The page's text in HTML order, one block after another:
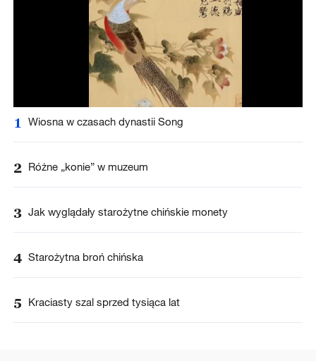
1 Wiosna w czasach dynastii Song
2 Różne „konie” w muzeum
3 Jak wyglądały starożytne chińskie monety
4 Starożytna broń chińska
5 Kraciasty szal sprzed tysiąca lat